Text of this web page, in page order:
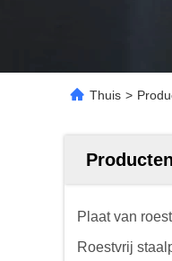
Thuis >
Producten
Plaat van
Roestvrij